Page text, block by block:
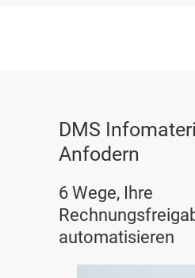
DMS
Anfodern
6 Wege, Ihre
automatisieren